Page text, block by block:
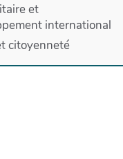
et
international
citoyenneté